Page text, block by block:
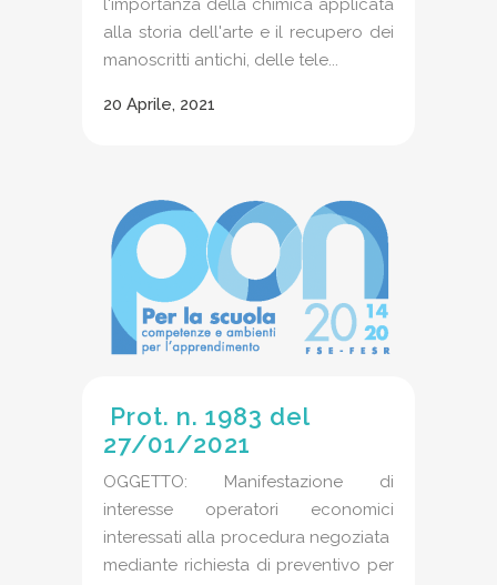
l'importanza della chimica applicata
alla storia dell'arte e il recupero dei
manoscritti antichi, delle tele...
20 Aprile, 2021
Prot. n. 1983 del
27/01/2021
OGGETTO: Manifestazione di
interesse operatori economici
interessati alla procedura negoziata
mediante richiesta di preventivo per